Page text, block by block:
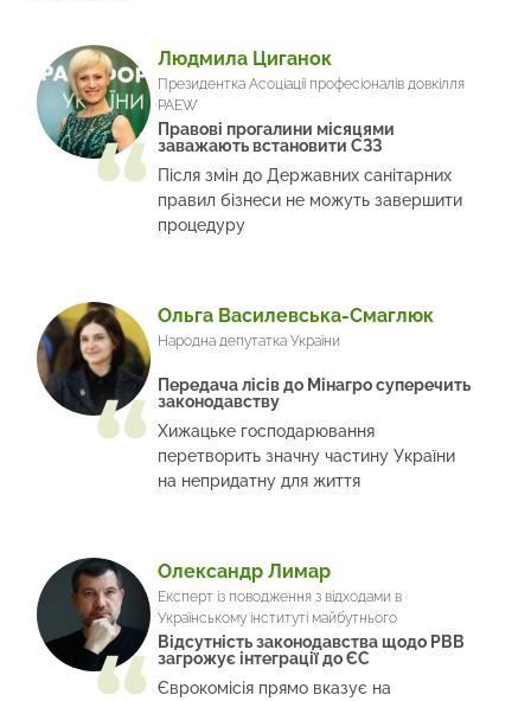
Людмила Циганок
Президентка Асоціації професіоналів довкілля
PAEW
Правові прогалини місяцями
заважають встановити СЗЗ
Після змін до Державних санітарних
правил бізнеси не можуть завершити
процедуру
Ольга Василевська-Смаглюк
Народна депутатка України
Передача лісів до Мінагро суперечить
законодавству
Хижацьке господарювання
перетворить значну частину України
на непридатну для життя
Олександр Лимар
Експерт із поводження з відходами в
Українському інституті майбутнього
Відсутність законодавства щодо РВВ
загрожує інтеграції до ЄС
Єврокомісія прямо вказує на